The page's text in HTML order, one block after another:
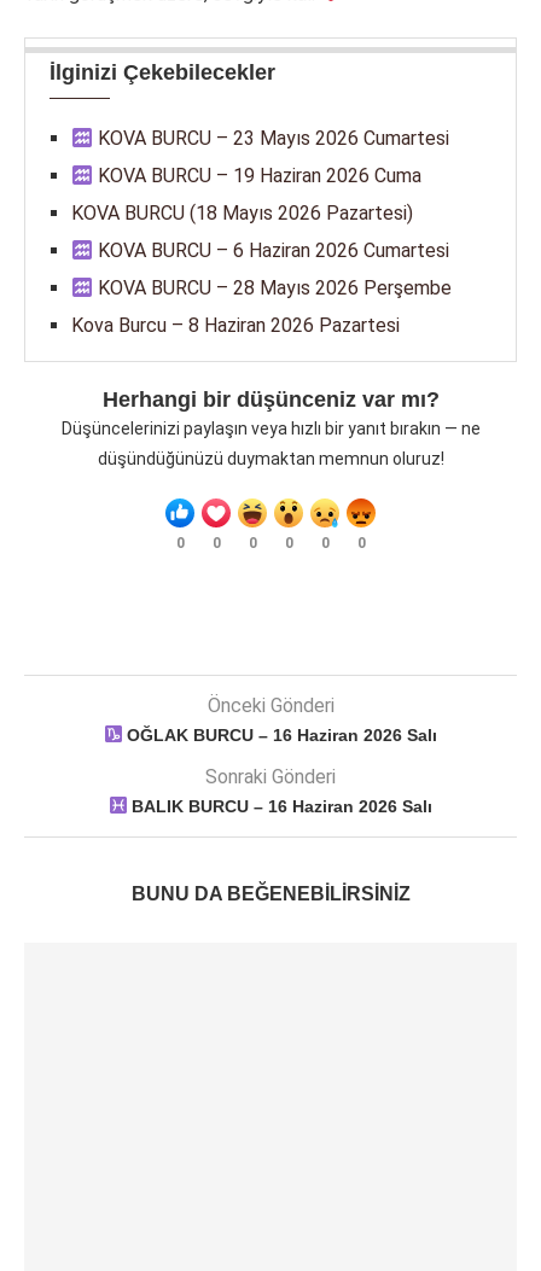
İlginizi Çekebilecekler
KOVA BURCU – 23 Mayıs 2026 Cumartesi
KOVA BURCU – 19 Haziran 2026 Cuma
KOVA BURCU (18 Mayıs 2026 Pazartesi)
KOVA BURCU – 6 Haziran 2026 Cumartesi
KOVA BURCU – 28 Mayıs 2026 Perşembe
Kova Burcu – 8 Haziran 2026 Pazartesi
Herhangi bir düşünceniz var mı?
Düşüncelerinizi paylaşın veya hızlı bir yanıt bırakın — ne
düşündüğünüzü duymaktan memnun oluruz!
0 0 0 0 0 0
Önceki Gönderi
OĞLAK BURCU – 16 Haziran 2026 Salı
Sonraki Gönderi
BALIK BURCU – 16 Haziran 2026 Salı
BUNU DA BEĞENEBILIRSINIZ